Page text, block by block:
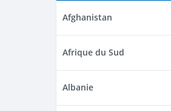
Afghanistan
Afrique du Sud
Albanie